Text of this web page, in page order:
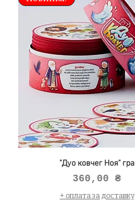
"Дуо ковчег Ноя" гра
Ціна
360,00 ₴
+ оплата за доставку